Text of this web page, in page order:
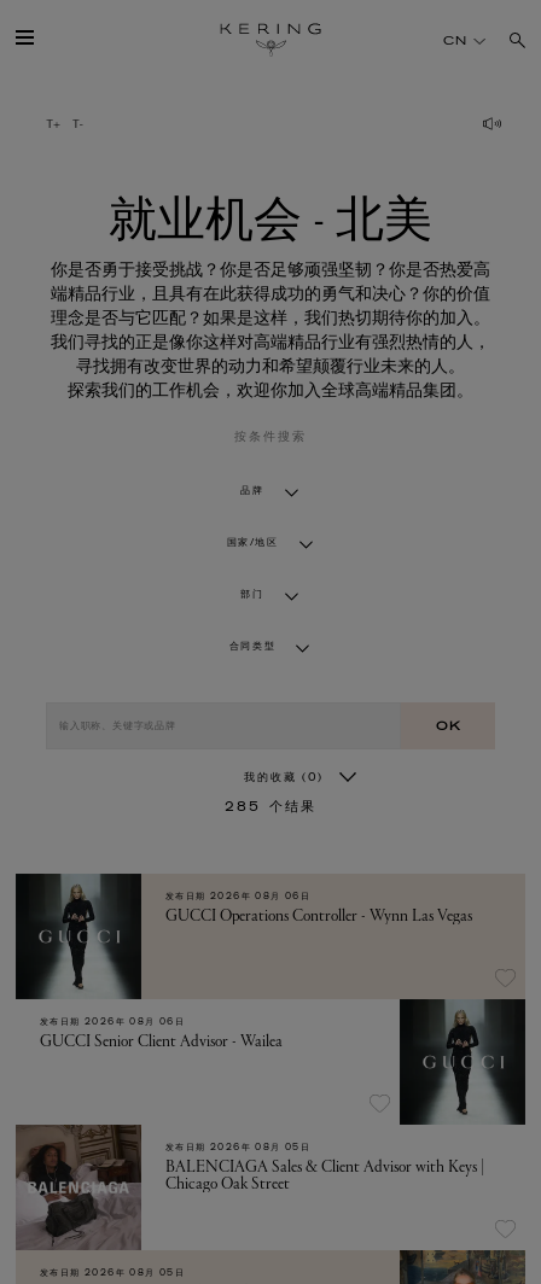
业
机
可持续发展
FINANCE
加入我们
CN
就业机会 - 北美
你是否勇于接受挑战？你是否足够顽强坚韧？你是否热爱高
端精品行业，且具有在此获得成功的勇气和决心？你的价值
理念是否与它匹配？如果是这样，我们热切期待你的加入。
我们寻找的正是像你这样对高端精品行业有强烈热情的人，
寻找拥有改变世界的动力和希望颠覆行业未来的人。
探索我们的工作机会，欢迎你加入全球高端精品集团。
按条件搜索
品牌
国家/地区
部门
合同类型
OK
我的收藏 (0)
285 个结果
发布日期 2026年 08月 06日
GUCCI Operations Controller - Wynn Las Vegas
发布日期 2026年 08月 06日
GUCCI Senior Client Advisor - Wailea
发布日期 2026年 08月 05日
BALENCIAGA Sales & Client Advisor with Keys |
Chicago Oak Street
发布日期 2026年 08月 05日